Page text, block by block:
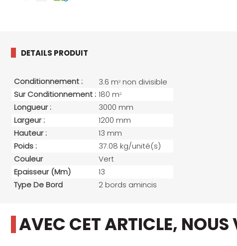
DETAILS PRODUIT
Conditionnement : 3.6 m2 non divisible
Sur Conditionnement : 180 m2
Longueur :
3000 mm
Largeur :
1200 mm
Hauteur :
13 mm
Poids :
37.08 kg/unité(s)
Couleur
Vert
Epaisseur (mm)
13
Type De Bord
2 bords amincis
AVEC CET ARTICLE, NOUS